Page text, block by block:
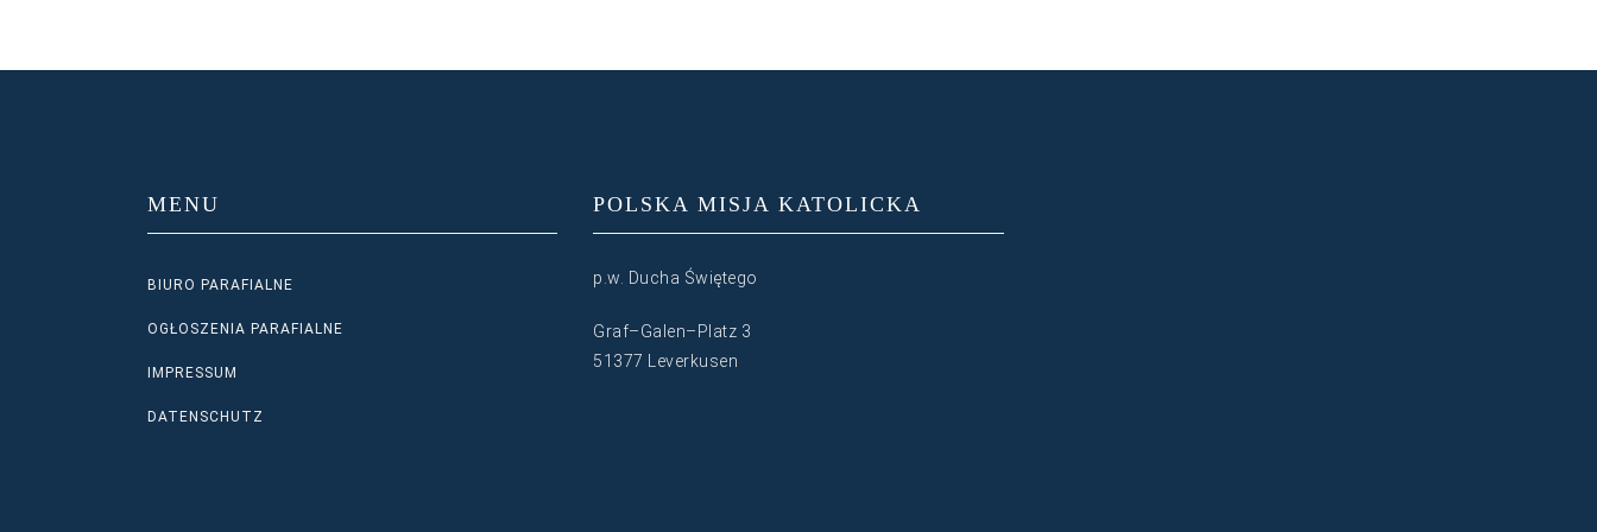
MENU
BIURO PARAFIALNE
OGŁOSZENIA PARAFIALNE
IMPRESSUM
DATENSCHUTZ
POLSKA MISJA KATOLICKA
p.w. Ducha Świętego
Graf–Galen–Platz 3
51377 Leverkusen